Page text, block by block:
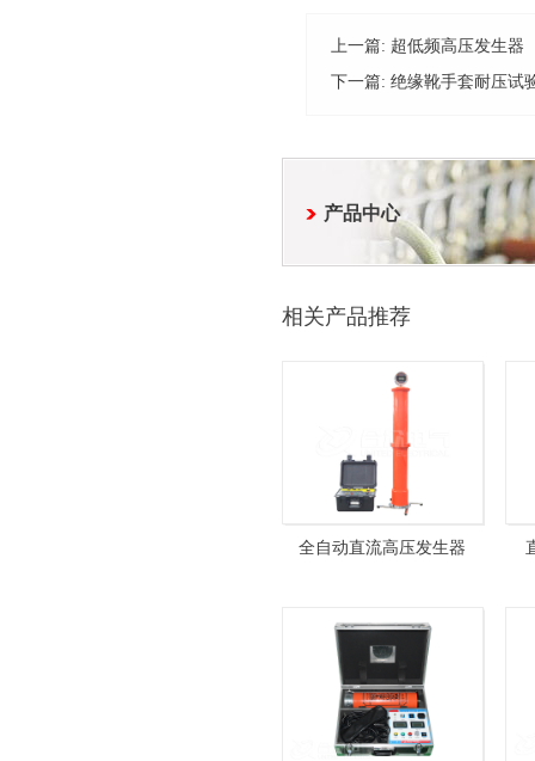
上一篇: 超低频高压发生器
下一篇: 绝缘靴手套耐压试
产品中心
相关产品推荐
全自动直流高压发生器